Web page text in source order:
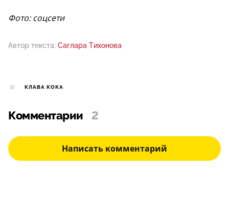
Фото: соцсети
Автор текста: Саглара Тихонова
КЛАВА КОКА
Комментарии 2
Написать комментарий